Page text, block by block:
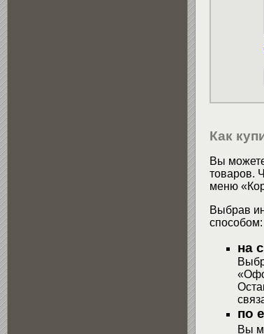
Как
Вы
товаров.
меню
Выбрав
способом:
на
по
Вы